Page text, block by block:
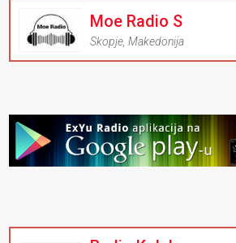
Moe Radio S
Skopje ,Makedonija